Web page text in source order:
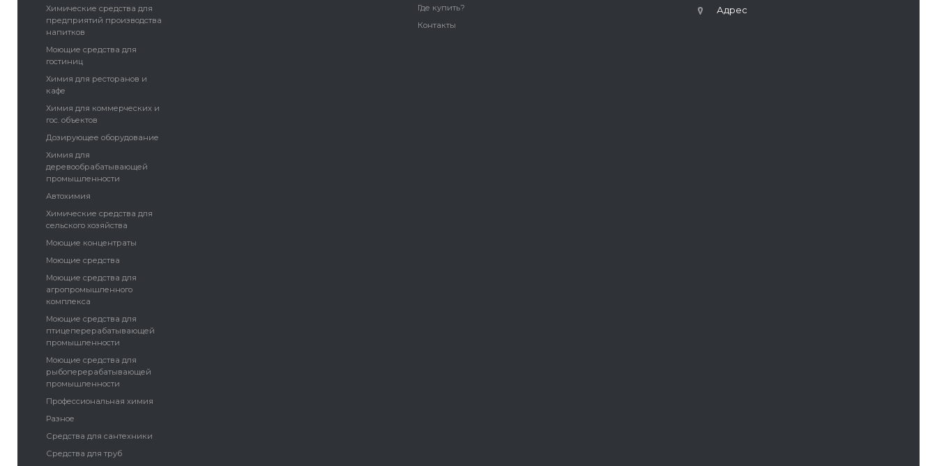
Химические средства для
предприятий производства
напитков
Моющие средства для
гостиниц
Химия для ресторанов и
кафе
Химия для коммерческих и
гос. объектов
Дозирующее оборудование
Химия для
деревообрабатывающей
промышленности
Автохимия
Химические средства для
сельского хозяйства
Моющие концентраты
Моющие средства
Моющие средства для
агропромышленного
комплекса
Моющие средства для
птицеперерабатывающей
промышленности
Моющие средства для
рыбоперерабатывающей
промышленности
Профессиональная химия
Разное
Средства для сантехники
Средства для труб
Где купить?
Контакты
Адрес